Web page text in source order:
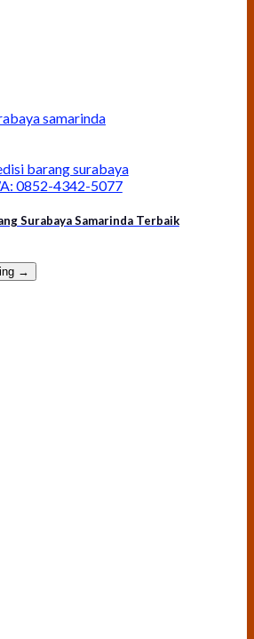
barang surabaya
0852-4342-5077
Surabaya Samarinda Terbaik
→